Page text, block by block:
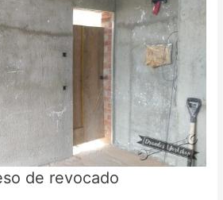
de revocado